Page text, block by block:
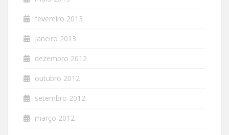
fevereiro 2013
janeiro 2013
dezembro 2012
outubro 2012
setembro 2012
março 2012